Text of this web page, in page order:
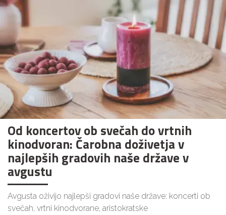
Od koncertov ob svečah do vrtnih
kinodvoran: Čarobna doživetja v
najlepših gradovih naše države v
avgustu
Avgusta oživijo najlepši gradovi naše države: koncerti ob
svečah, vrtni kinodvorane, aristokratske